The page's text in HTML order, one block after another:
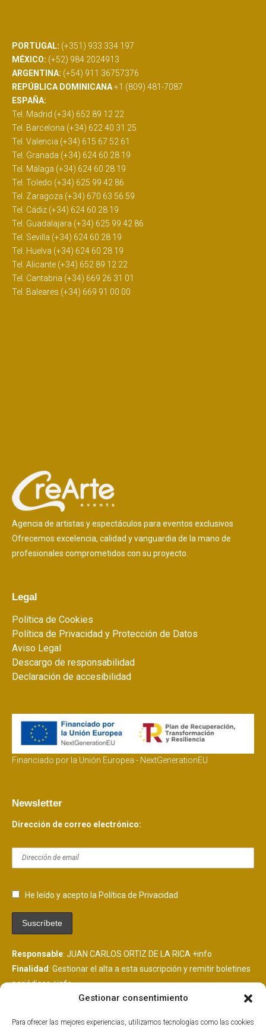
Gestionar consentimiento
Para ofrecer las mejores experiencias, utilizamos tecnologías como las cookies
PORTUGAL: (+351) 933 334 197
MÉXICO: (+52) 984 2024913
ARGENTINA: (+54) 911 36757376
REPÚBLICA DOMINICANA+1 (809) 481-7087
ESPAÑA:
Tel. Madrid (+34) 652 89 12 22
Tel. Barcelona (+34) 622 40 31 25
Tel. Valencia (+34) 615 67 52 61
Tel. Granada (+34) 624 60 28 19
Tel. Málaga (+34) 624 60 28 19
Tel. Toledo (+34) 625 99 42 86
Tel. Zaragoza (+34) 670 63 56 59
Tel. Cádiz (+34) 624 60 28 19
Tel. Guadalajara (+34) 625 99 42 86
Tel. Sevilla (+34) 624 60 28 19
Tel. Huelva (+34) 624 60 28 19
Tel. Alicante (+34) 652 89 12 22
Tel. Cantabria (+34) 669 26 31 01
Tel. Baleares (+34) 669 91 00 00
Agencia de artistas y espectáculos para eventos exclusivos.
Ofrecemos excelencia, calidad y vanguardia de la mano de
profesionales comprometidos con su proyecto.
Legal
Política de Cookies
Política de Privacidad y Protección de Datos
Aviso Legal
Descargo de responsabilidad
Declaración de accesibilidad
Financiado por la Unión Europea - NextGenerationEU
Newsletter
Dirección de correo electrónico:
He leído y acepto la Política de Privacidad
Responsable: JUAN CARLOS ORTIZ DE LA RICA +info
Finalidad: Gestionar el alta a esta suscripción y remitir boletines
periódicos+info
: Consentimiento del interesado+info